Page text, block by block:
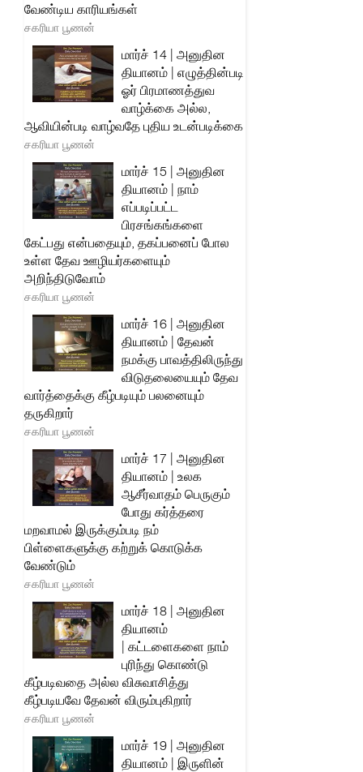
வேண்டிய காரியங்கள்
சகரியா பூணன்
மார்ச் 14 | அனுதின
தியானம் | எழுத்தின்படி
ஓர் பிரமாணத்துவ
வாழ்க்கை அல்ல,
ஆவியின்படி வாழ்வதே புதிய உடன்படிக்கை
சகரியா பூணன்
மார்ச் 15 | அனுதின
தியானம் | நாம்
எப்படிப்பட்ட
பிரசங்கங்களை
கேட்பது என்பதையும், தகப்பனைப் போல
உள்ள தேவ ஊழியர்களையும்
அறிந்திடுவோம்
சகரியா பூணன்
மார்ச் 16 | அனுதின
தியானம் | தேவன்
நமக்கு பாவத்திலிருந்து
விடுதலையையும் தேவ
வார்த்தைக்கு கீழ்படியும் பலனையும்
தருகிறார்
சகரியா பூணன்
மார்ச் 17 | அனுதின
தியானம் | உலக
ஆசீர்வாதம் பெருகும்
போது கர்த்தரை
மறவாமல் இருக்கும்படி நம்
பிள்ளைகளுக்கு கற்றுக் கொடுக்க
வேண்டும்
சகரியா பூணன்
மார்ச் 18 | அனுதின
தியானம்
| கட்டளைகளை நாம்
புரிந்து கொண்டு
கீழ்படிவதை அல்ல விசுவாசித்து
கீழ்படியவே தேவன் விரும்புகிறார்
சகரியா பூணன்
மார்ச் 19 | அனுதின
தியானம் | இருளின்